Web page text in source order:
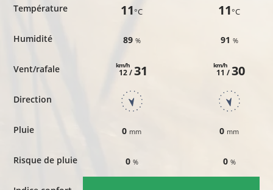
Température
Humidité
Vent/rafale
Direction
Pluie
Risque de pluie
11°C
89 %
12 /
km/h 31
0 mm
0 %
11°C
91 %
11 /
km/h 30
0 mm
0 %